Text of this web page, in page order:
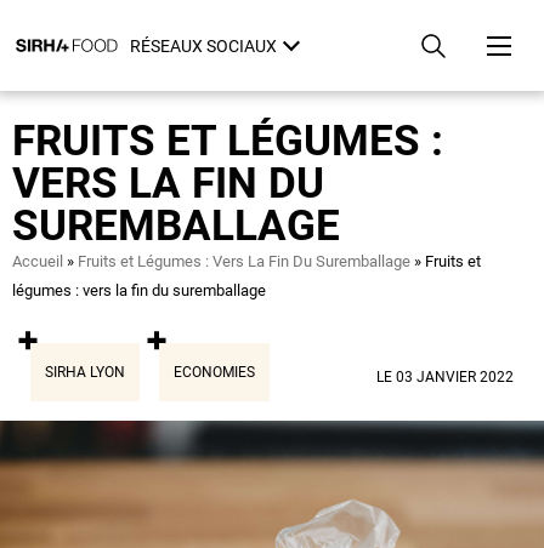
au
principal
RÉSEAUX SOCIAUX
FRUITS ET LÉGUMES :
VERS LA FIN DU
SUREMBALLAGE
Fil
d'Ariane
Accueil Fruits et Légumes : Vers La Fin Du Suremballage
Fruits et
légumes : vers la fin du suremballage
SIRHA LYON ECONOMIES LE 03 JANVIER 2022